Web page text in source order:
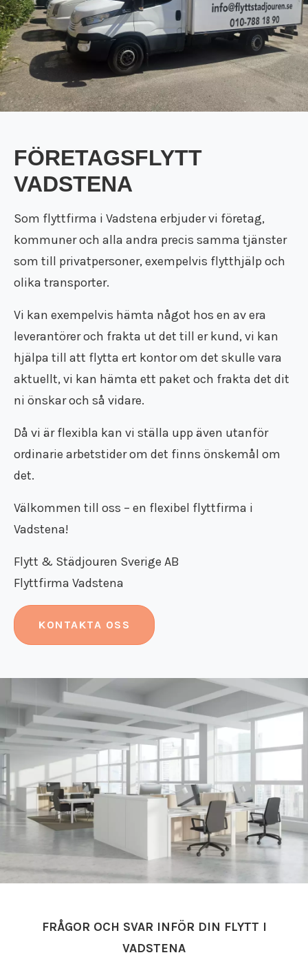
FÖRETAGSFLYTT
VADSTENA
Som flyttfirma i Vadstena erbjuder vi företag,
kommuner och alla andra precis samma tjänster
som till privatpersoner, exempelvis flytthjälp och
olika transporter.
Vi kan exempelvis hämta något hos en av era
leverantörer och frakta ut det till er kund, vi kan
hjälpa till att flytta ert kontor om det skulle vara
aktuellt, vi kan hämta ett paket och frakta det dit
ni önskar och så vidare.
Då vi är flexibla kan vi ställa upp även utanför
ordinarie arbetstider om det finns önskemål om
det.
Välkommen till oss – en flexibel flyttfirma i
Vadstena!
Flytt & Städjouren Sverige AB
Flyttfirma Vadstena
KONTAKTA OSS
FRÅGOR OCH SVAR INFÖR DIN FLYTT I
VADSTENA